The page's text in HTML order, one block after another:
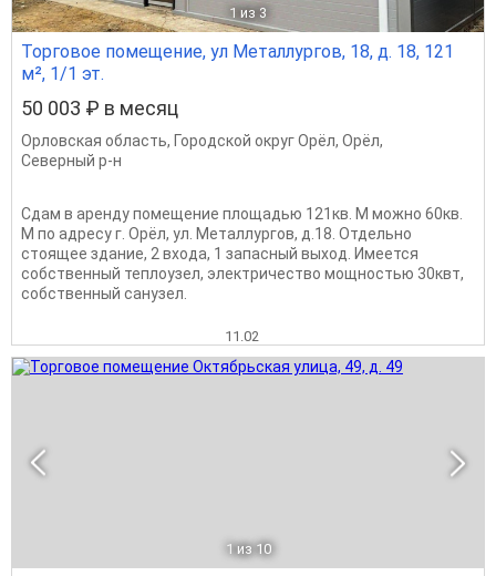
1 из 3
Торговое помещение, ул Металлургов, 18, д. 18, 121
м², 1/1 эт.
50 003 ₽ в месяц
Орловская область, Городской округ Орёл, Орёл,
Северный р-н
Сдам в аренду помещение площадью 121кв. М можно 60кв.
М по адресу г. Орёл, ул. Металлургов, д.18. Отдельно
стоящее здание, 2 входа, 1 запасный выход. Имеется
собственный теплоузел, электричество мощностью 30квт,
собственный санузел.
11.02
1 из 10